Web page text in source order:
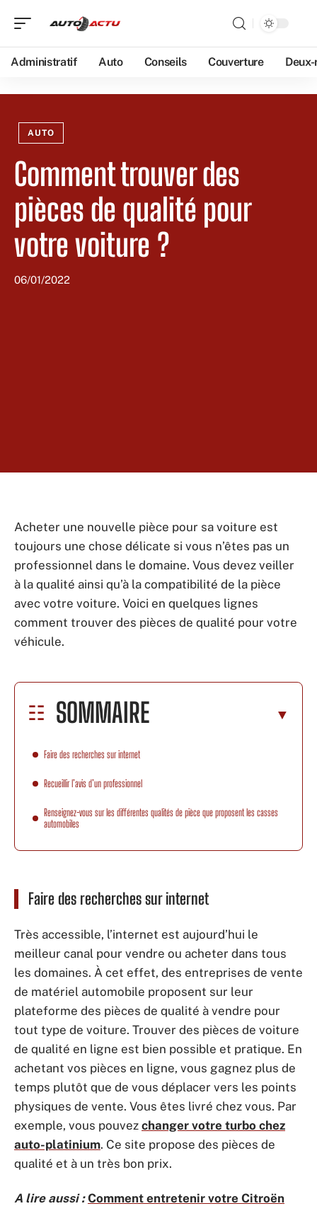
Administratif Auto Conseils Couverture
AUTO
Comment trouver des
pièces de qualité pour
votre voiture ?
06/01/2022
Acheter une nouvelle pièce pour sa voiture est
toujours une chose délicate si vous n’êtes pas un
professionnel dans le domaine. Vous devez veiller
à la qualité ainsi qu’à la compatibilité de la pièce
avec votre voiture. Voici en quelques lignes
comment trouver des pièces de qualité pour votre
véhicule.
SOMMAIRE
Faire des recherches sur internet
Recueillir l’avis d’un professionnel
Renseignez-vous sur les différentes qualités de pièce que proposent les casses
automobiles
Faire des recherches sur internet
Très accessible, l’internet est aujourd’hui le
meilleur canal pour vendre ou acheter dans tous
les domaines. À cet effet, des entreprises de vente
de matériel automobile proposent sur leur
plateforme des pièces de qualité à vendre pour
tout type de voiture. Trouver des pièces de voiture
de qualité en ligne est bien possible et pratique. En
achetant vos pièces en ligne, vous gagnez plus de
temps plutôt que de vous déplacer vers les points
physiques de vente. Vous êtes livré chez vous. Par
exemple, vous pouvez changer votre turbo chez
auto-platinium. Ce site propose des pièces de
qualité et à un très bon prix.
A lire aussi : Comment entretenir votre Citroën